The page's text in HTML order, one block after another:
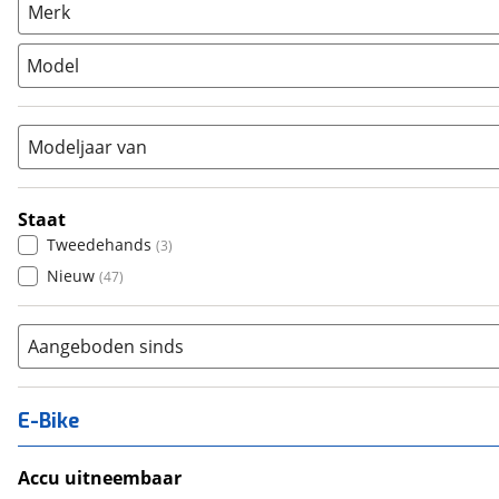
Racefiets
Stadsfiets (2)
Tandem
Vouwfiets (0)
Merk
Model
Modeljaar van
Staat
Tweedehands (3)
Nieuw (47)
Aangeboden sinds
E-Bike
Accu uitneembaar